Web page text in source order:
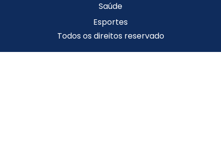
Saúde
Esportes
Todos os direitos reservado